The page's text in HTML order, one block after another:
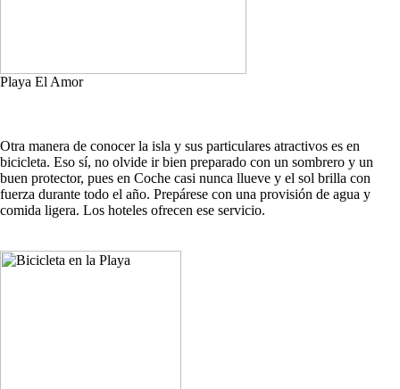
Playa El Amor
Otra manera de conocer la isla y sus particulares atractivos es en
bicicleta. Eso sí, no olvide ir bien preparado con un sombrero y un
buen protector, pues en Coche casi nunca llueve y el sol brilla con
fuerza durante todo el año. Prepárese con una provisión de agua y
comida ligera. Los hoteles ofrecen ese servicio.